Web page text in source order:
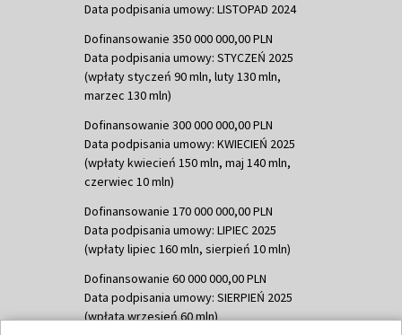
Data podpisania umowy: LISTOPAD 2024
Dofinansowanie 350 000 000,00 PLN
Data podpisania umowy: STYCZEŃ 2025
(wpłaty styczeń 90 mln, luty 130 mln,
marzec 130 mln)
Dofinansowanie 300 000 000,00 PLN
Data podpisania umowy: KWIECIEŃ 2025
(wpłaty kwiecień 150 mln, maj 140 mln,
czerwiec 10 mln)
Dofinansowanie 170 000 000,00 PLN
Data podpisania umowy: LIPIEC 2025
(wpłaty lipiec 160 mln, sierpień 10 mln)
Dofinansowanie 60 000 000,00 PLN
Data podpisania umowy: SIERPIEŃ 2025
(wpłata wrzesień 60 mln)